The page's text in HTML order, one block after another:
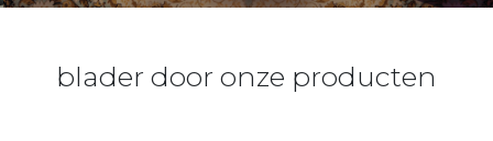
blader door onze producten